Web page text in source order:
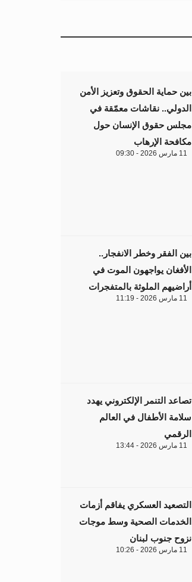
بين حماية الحقوق وتعزيز الأمن
الدولي.. نقاشات معمّقة في
مجلس حقوق الإنسان حول
مكافحة الإرهاب
11 مارس 2026 - 09:30
بين الفقر وخطر الانفجار..
الأفغان يواجهون الموت في
أراضيهم الملوثة بالمتفجرات
11 مارس 2026 - 11:19
تصاعد التنمر الإلكتروني يهدد
سلامة الأطفال في العالم
الرقمي
11 مارس 2026 - 13:44
التصعيد العسكري يفاقم أزمات
الخدمات الصحية وسط موجات
نزوح جنوب لبنان
11 مارس 2026 - 10:26